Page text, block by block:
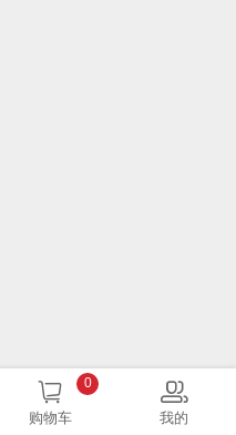
购物车
0
我的